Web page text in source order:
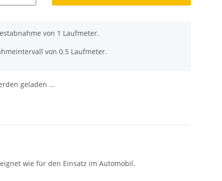
von 1 Laufmeter.
von 0.5 Laufmeter.
geladen ...
wie für den Einsatz im Automobil.